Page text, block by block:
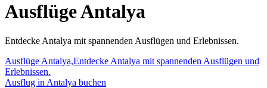
Ausflüge Antalya
Entdecke Antalya mit spannenden Ausflügen und Erlebnissen.
Ausflüge Antalya,Entdecke Antalya mit spannenden Ausflügen und
Erlebnissen.
Ausflug in Antalya buchen